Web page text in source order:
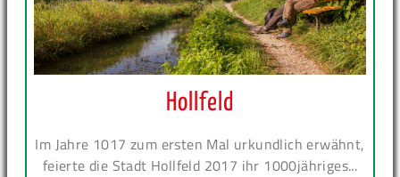
Hollfeld
Im Jahre 1017 zum ersten Mal urkundlich erwähnt,
feierte die Stadt Hollfeld 2017 ihr 1000jähriges...